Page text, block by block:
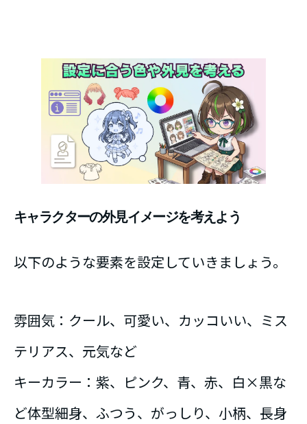
キャラクターの外見イメージを考えよう
以下のような要素を設定していきましょう。
雰囲気：クール、可愛い、カッコいい、ミス
テリアス、元気など
キーカラー：紫、ピンク、青、赤、白×黒な
ど体型細身、ふつう、がっしり、小柄、長身